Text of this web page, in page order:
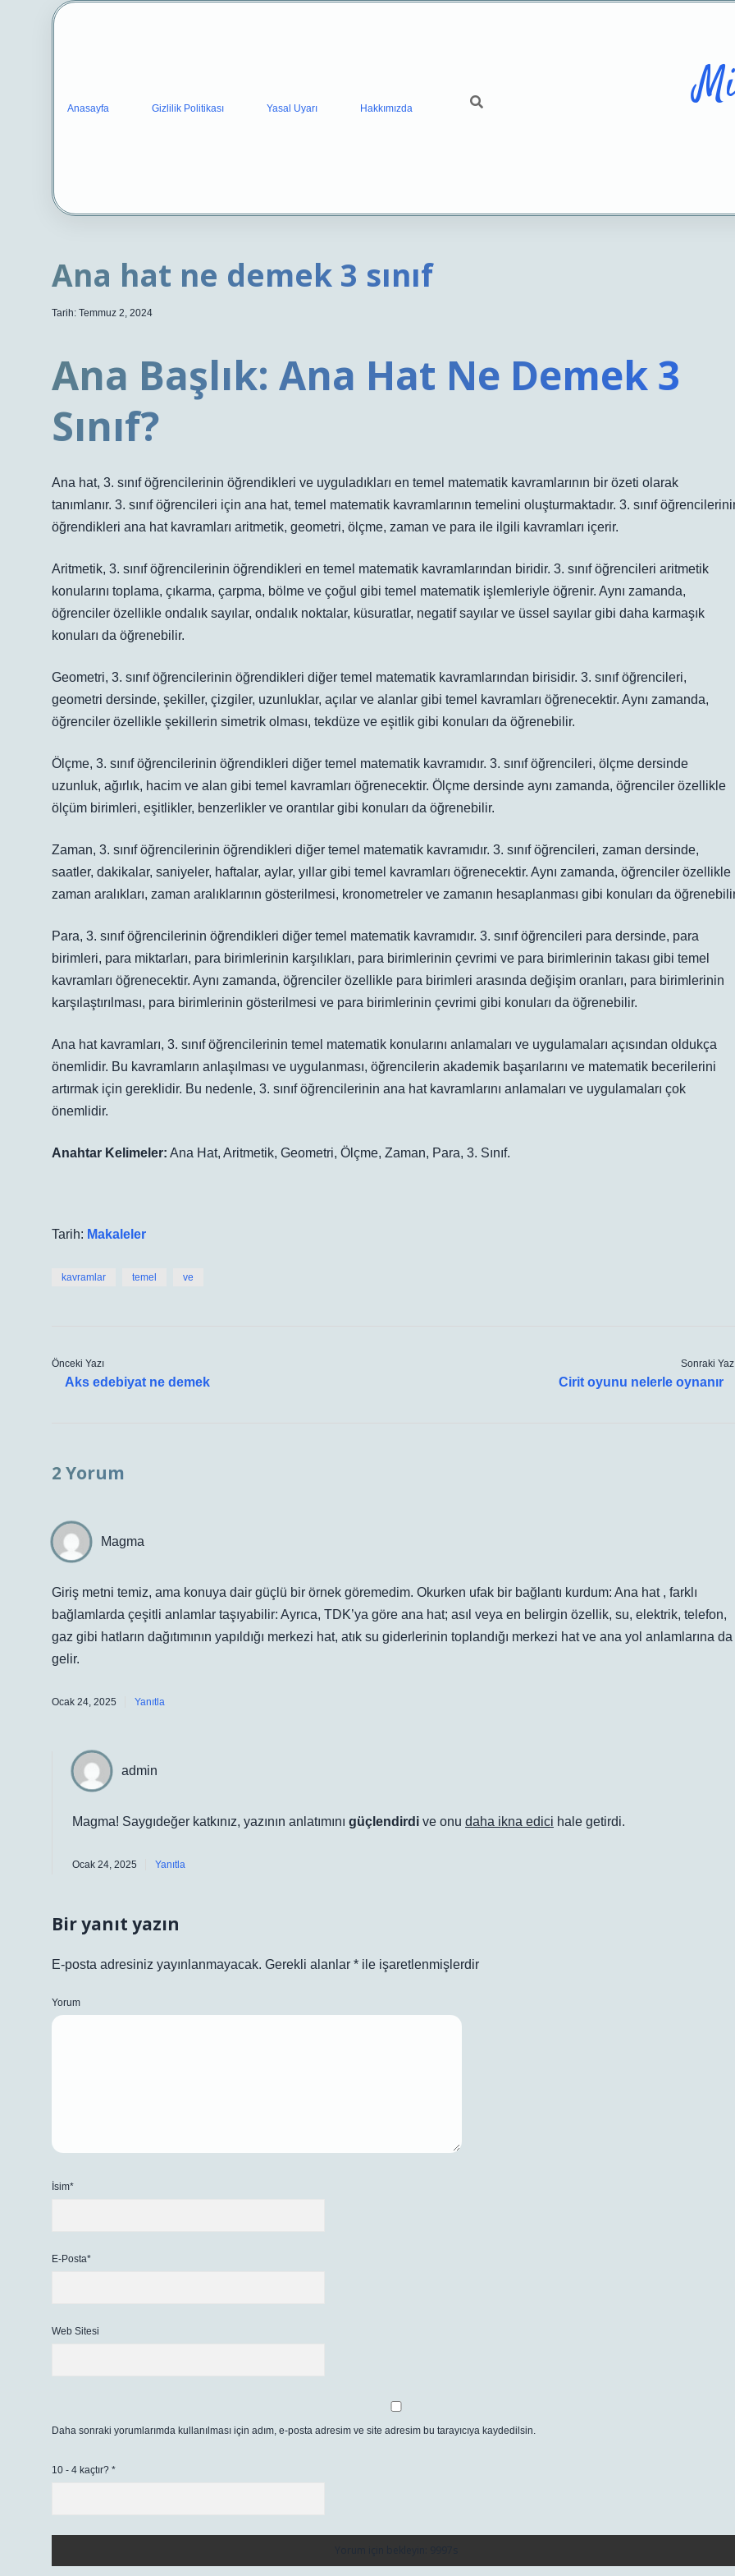
Anasayfa Gizlilik Politikası Yasal Uyarı Hakkımızda
Ana hat ne demek 3 sınıf
Tarih: Temmuz 2, 2024
Ana Başlık: Ana Hat Ne Demek 3
Sınıf?
Ana hat, 3. sınıf öğrencilerinin öğrendikleri ve uyguladıkları en temel matematik kavramlarının bir özeti olarak
tanımlanır. 3. sınıf öğrencileri için ana hat, temel matematik kavramlarının temelini oluşturmaktadır. 3. sınıf
öğrendikleri ana hat kavramları aritmetik, geometri, ölçme, zaman ve para ile ilgili kavramları içerir.
Aritmetik, 3. sınıf öğrencilerinin öğrendikleri en temel matematik kavramlarından biridir. 3. sınıf öğrencileri aritmetik
konularını toplama, çıkarma, çarpma, bölme ve çoğul gibi temel matematik işlemleriyle öğrenir. Aynı zamanda,
öğrenciler özellikle ondalık sayılar, ondalık noktalar, küsuratlar, negatif sayılar ve üssel sayılar gibi daha karmaşık
konuları da öğrenebilir.
Geometri, 3. sınıf öğrencilerinin öğrendikleri diğer temel matematik kavramlarından birisidir. 3. sınıf öğrencileri,
geometri dersinde, şekiller, çizgiler, uzunluklar, açılar ve alanlar gibi temel kavramları öğrenecektir. Aynı zamanda,
öğrenciler özellikle şekillerin simetrik olması, tekdüze ve eşitlik gibi konuları da öğrenebilir.
Ölçme, 3. sınıf öğrencilerinin öğrendikleri diğer temel matematik kavramıdır. 3. sınıf öğrencileri, ölçme dersinde
uzunluk, ağırlık, hacim ve alan gibi temel kavramları öğrenecektir. Ölçme dersinde aynı zamanda, öğrenciler özellikle
ölçüm birimleri, eşitlikler, benzerlikler ve orantılar gibi konuları da öğrenebilir.
Zaman, 3. sınıf öğrencilerinin öğrendikleri diğer temel matematik kavramıdır. 3. sınıf öğrencileri, zaman dersinde,
saatler, dakikalar, saniyeler, haftalar, aylar, yıllar gibi temel kavramları öğrenecektir. Aynı zamanda, öğrenciler özellikle
zaman aralıkları, zaman aralıklarının gösterilmesi, kronometreler ve zamanın hesaplanması gibi konuları da
Para, 3. sınıf öğrencilerinin öğrendikleri diğer temel matematik kavramıdır. 3. sınıf öğrencileri para dersinde, para
birimleri, para miktarları, para birimlerinin karşılıkları, para birimlerinin çevrimi ve para birimlerinin takası gibi temel
kavramları öğrenecektir. Aynı zamanda, öğrenciler özellikle para birimleri arasında değişim oranları, para birimlerinin
karşılaştırılması, para birimlerinin gösterilmesi ve para birimlerinin çevrimi gibi konuları da öğrenebilir.
Ana hat kavramları, 3. sınıf öğrencilerinin temel matematik konularını anlamaları ve uygulamaları açısından oldukça
önemlidir. Bu kavramların anlaşılması ve uygulanması, öğrencilerin akademik başarılarını ve matematik becerilerini
artırmak için gereklidir. Bu nedenle, 3. sınıf öğrencilerinin ana hat kavramlarını anlamaları ve uygulamaları çok
önemlidir.
Anahtar Kelimeler: Ana Hat, Aritmetik, Geometri, Ölçme, Zaman, Para, 3. Sınıf.
Tarih: Makaleler
kavramlar temel ve
Önceki Yazı
Aks edebiyat ne demek
Sonraki
Cirit oyunu nelerle oynanır
2 Yorum
Magma
Giriş metni temiz, ama konuya dair güçlü bir örnek göremedim. Okurken ufak bir bağlantı kurdum: Ana hat , farklı
bağlamlarda çeşitli anlamlar taşıyabilir: Ayrıca, TDK’ya göre ana hat; asıl veya en belirgin özellik, su, elektrik, telefon,
gaz gibi hatların dağıtımının yapıldığı merkezi hat, atık su giderlerinin toplandığı merkezi hat ve ana yol anlamlarına da
gelir.
Ocak 24, 2025 Yanıtla
admin
Magma! Saygıdeğer katkınız, yazının anlatımını güçlendirdi ve onu daha ikna edici hale getirdi.
Ocak 24, 2025 Yanıtla
Bir yanıt yazın
E-posta adresiniz yayınlanmayacak. Gerekli alanlar * ile işaretlenmişlerdir
Yorum
İsim*
E-Posta*
Web Sitesi
Daha sonraki yorumlarımda kullanılması için adım, e-posta adresim ve site adresim bu tarayıcıya kaydedilsin.
10 - 4 kaçtır? *